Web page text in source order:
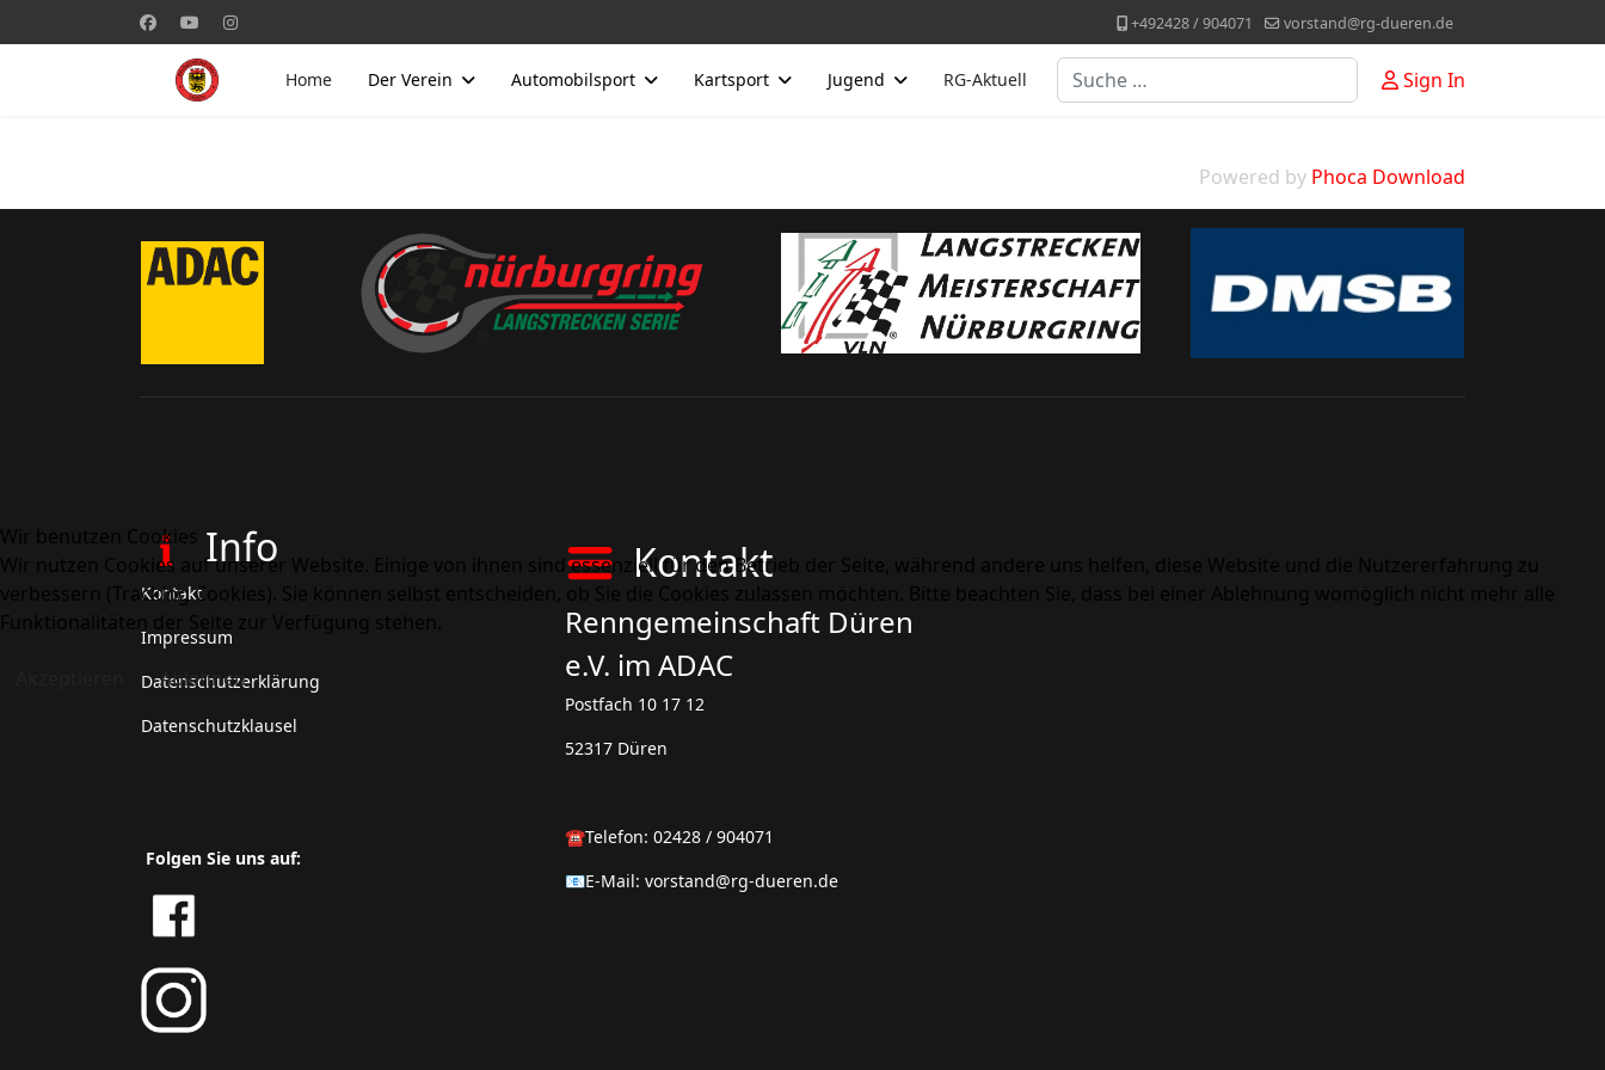
+492428 / 904071 vorstand@rg-dueren.de
Home Der Verein Automobilsport Kartsport Jugend RG-Aktuell Suchen Sign In
Powered by Phoca Download
Info
Kontakt
Impressum
Datenschutzerklärung
Datenschutzklausel
Folgen Sie uns auf:
Kontakt
Renngemeinschaft Düren
e.V. im ADAC
Postfach 10 17 12
52317 Düren
☎️Telefon: 02428 / 904071
📧E-Mail: vorstand@rg-dueren.de
Wir benutzen Cookies
Wir nutzen Cookies auf unserer Website. Einige von ihnen sind essenziell für den Betrieb der Seite, während andere uns helfen, diese Website und die Nutzererfahrung zu
verbessern (Tracking Cookies). Sie können selbst entscheiden, ob Sie die Cookies zulassen möchten. Bitte beachten Sie, dass bei einer Ablehnung womöglich nicht mehr alle
Ablehnen